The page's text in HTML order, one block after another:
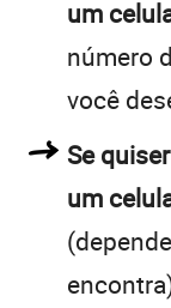
um
número
você
Se
um